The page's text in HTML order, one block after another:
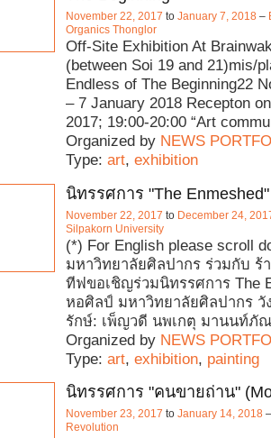
November 22, 2017 to January 7, 2018 –
Organics Thonglor
Off-Site Exhibition At
(between Soi 19 and 21)mis/
Endless of The Beginning22
– 7 January 2018 Recepton
2017; 19:00-20:00 “Art
Organized by NEWS
Type: art, exhibition
นิทรรศการ "The Enmeshed"
November 22, 2017 to December 24,
Silpakorn University
(*) For English please scroll
มหาวิทยาลัยศิลปากร ร่วมกับ ร้
ทีฟขอเชิญร่วมนิทรรศการ The
หอศิลป์ มหาวิทยาลัยศิลปากร
รักษ์: เพ็ญวดี นพเกตุ มานนท์ภั
Organized by NEWS
Type: art, exhibition, painting
นิทรรศการ "คนขายถ่าน"
November 23, 2017 to January 14, 2018
Revolution